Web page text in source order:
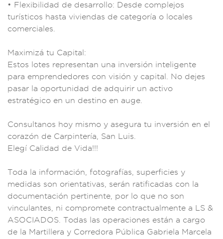
• Flexibilidad de desarrollo: Desde complejos
turísticos hasta viviendas de categoría o locales
comerciales.
Maximizá tu Capita l:
Estos lotes representan una inversión inteligente
para emprendedores con visión y capital. No dejes
pasar la oportunidad de adquirir un activo
estratégico en un destino en auge.
Consultanos hoy mismo y asegura tu inversión en el
corazón de Carpintería, San L uis.
Elegí Calidad de Vida!!!
Toda la información, fotografías , superficies y
medidas son orientativas, serán ratificadas con la
documentación pertinente, por lo que no son
vincul antes, ni compromete contractualmente a LS &
ASOCIADOS. Todas las operaciones están a cargo
de la Martillera y Corredora Pública Gabriela Marcela